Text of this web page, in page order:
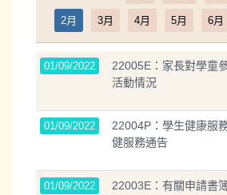
2月 3月 4月 5月 6月
01/09/2022
22005E：家長對學童
活動情況
01/09/2022
22004P：學生健康服
健服務通告
01/09/2022 22003E：有關申請書